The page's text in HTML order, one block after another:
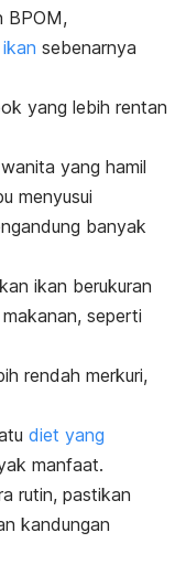
BPOM,
sebenarnya
yang lebih rentan
yang hamil
menyusui
banyak
ikan berukuran
seperti
rendah merkuri,
diet yang
manfaat.
rutin, pastikan
kandungan